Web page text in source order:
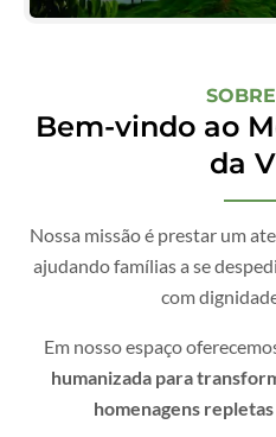
Bem-vindo ao
da
Nossa missão é prestar um
ajudando famílias a se
com
Em nosso espaço
humanizada para
homenagens